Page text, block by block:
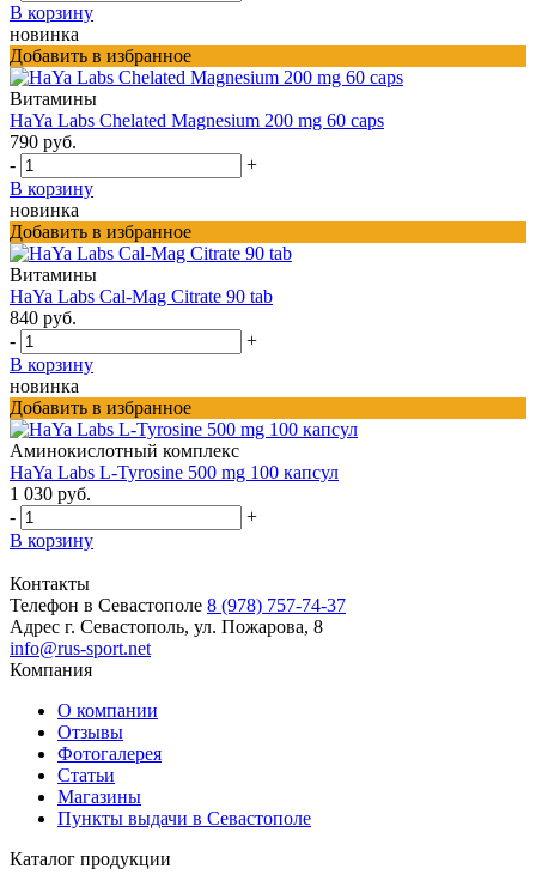
В корзину
новинка
Добавить в избранное
Витамины
HaYa Labs Chelated Magnesium 200 mg 60 caps
790 руб.
-
+
В корзину
новинка
Добавить в избранное
Витамины
HaYa Labs Cal-Mag Citrate 90 tab
840 руб.
-
+
В корзину
новинка
Добавить в избранное
Аминокислотный комплекс
HaYa Labs L-Tyrosine 500 mg 100 капсул
1 030 руб.
-
+
В корзину
Контакты
Телефон в Севастополе 8 (978) 757-74-37
Адрес г. Севастополь, ул. Пожарова, 8
info@rus-sport.net
Компания
О компании
Отзывы
Фотогалерея
Статьи
Магазины
Пункты выдачи в Севастополе
Каталог продукции